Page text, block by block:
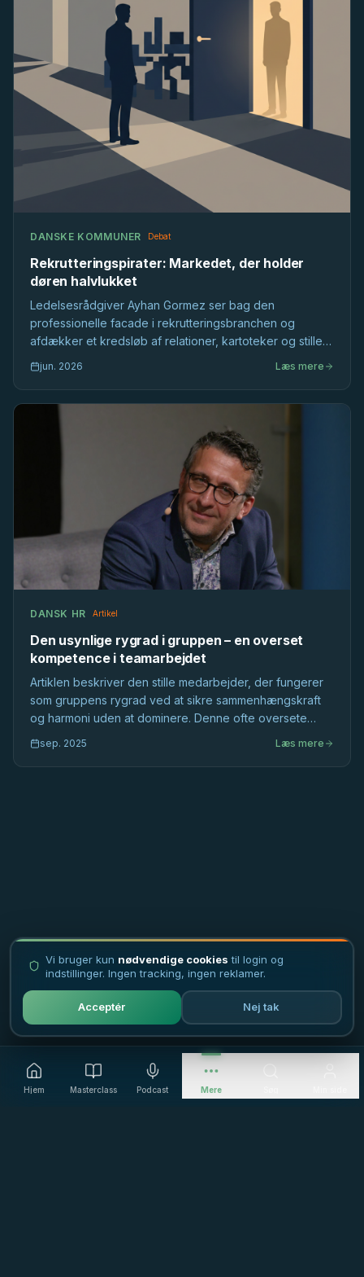
DANSKE KOMMUNER Debat
Rekrutteringspirater: Markedet, der holder
døren halvlukket
Ledelsesrådgiver Ayhan Gormez ser bag den
professionelle facade i rekrutteringsbranchen og
afdækker et kredsløb af relationer, kartoteker og stille
selektion, der former det offentlige ledelsesmarked,
længe før stillingsopslaget bliver skrevet.
jun. 2026 Læs mere
DANSK HR Artikel
Den usynlige rygrad i gruppen – en overset
kompetence i teamarbejdet
Artiklen beskriver den stille medarbejder, der fungerer
som gruppens rygrad ved at sikre sammenhængskraft
og harmoni uden at dominere. Denne ofte oversete
kompetence er afgørende for teamets sociale stabilitet
og langsigtede integritet.
sep. 2025 Læs mere
Vi bruger kun nødvendige cookies til login og
indstillinger. Ingen tracking, ingen reklamer.
Acceptér Nej tak
Hjem Masterclass Podcast Mere